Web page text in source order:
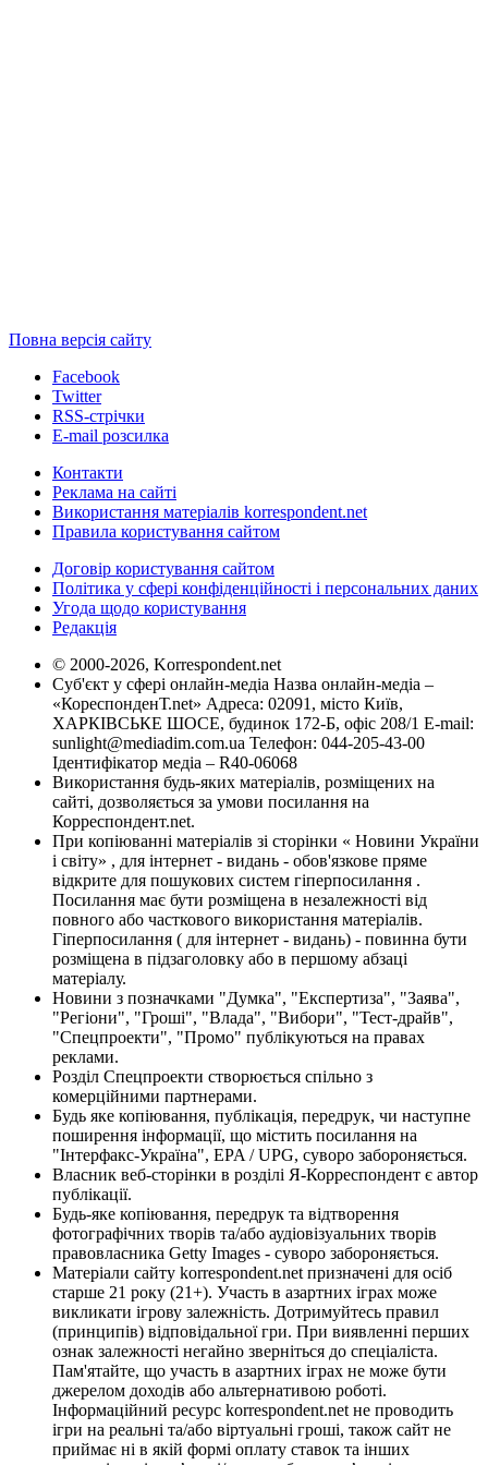
Повна версія сайту
Facebook
Twitter
RSS-стрічки
E-mail розсилка
Контакти
Реклама на сайті
Використання матеріалів korrespondent.net
Правила користування сайтом
Договір користування сайтом
Політика у сфері конфіденційності і персональних даних
Угода щодо користування
Редакція
© 2000-2026, Korrespondent.net
Суб'єкт у сфері онлайн-медіа Назва онлайн-медіа –
«КореспонденТ.net» Адреса: 02091, місто Київ,
ХАРКІВСЬКЕ ШОСЕ, будинок 172-Б, офіс 208/1 E-mail:
sunlight@mediadim.com.ua Телефон: 044-205-43-00
Ідентифікатор медіа – R40-06068
Використання будь-яких матеріалів, розміщених на
сайті, дозволяється за умови посилання на
Корреспондент.net.
При копіюванні матеріалів зі сторінки « Новини України
і світу» , для інтернет - видань - обов'язкове пряме
відкрите для пошукових систем гіперпосилання .
Посилання має бути розміщена в незалежності від
повного або часткового використання матеріалів.
Гіперпосилання ( для інтернет - видань) - повинна бути
розміщена в підзаголовку або в першому абзаці
матеріалу.
Новини з позначками "Думка", "Експертиза", "Заява",
"Регіони", "Гроші", "Влада", "Вибори", "Тест-драйв",
"Спецпроекти", "Промо" публікуються на правах
реклами.
Розділ Спецпроекти створюється спільно з
комерційними партнерами.
Будь яке копіювання, публікація, передрук, чи наступне
поширення інформації, що містить посилання на
"Інтерфакс-Україна", EPA / UPG, суворо забороняється.
Власник веб-сторінки в розділі Я-Корреспондент є автор
публікації.
Будь-яке копіювання, передрук та відтворення
фотографічних творів та/або аудіовізуальних творів
правовласника Getty Images - суворо забороняється.
Матеріали сайту korrespondent.net призначені для осіб
старше 21 року (21+). Участь в азартних іграх може
викликати ігрову залежність. Дотримуйтесь правил
(принципів) відповідальної гри. При виявленні перших
ознак залежності негайно зверніться до спеціаліста.
Пам'ятайте, що участь в азартних іграх не може бути
джерелом доходів або альтернативою роботі.
Інформаційний ресурс korrespondent.net не проводить
ігри на реальні та/або віртуальні гроші, також сайт не
приймає ні в якій формі оплату ставок та інших